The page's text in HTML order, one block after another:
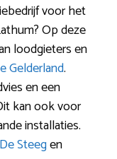
voor het
Op deze
loodgieters en
Gelderland.
en een
kan ook voor
installaties.
De Steegen